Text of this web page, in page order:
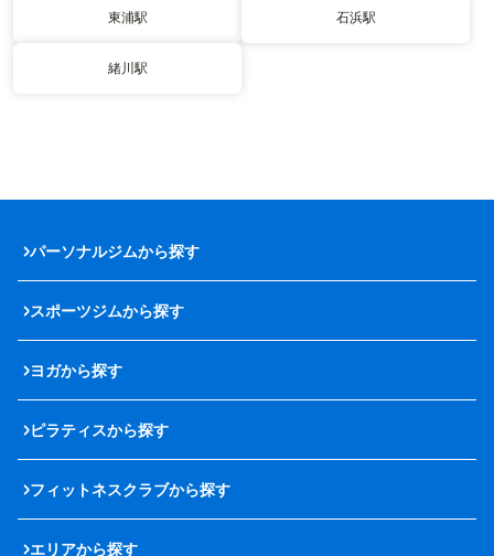
東浦駅 石浜駅
緒川駅
パーソナルジムから探す
スポーツジムから探す
ヨガから探す
ピラティスから探す
フィットネスクラブから探す
エリアから探す